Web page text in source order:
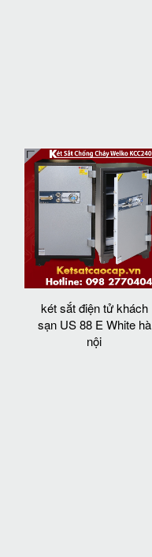
két sắt điện tử khách
sạn US 88 E White hà
nội